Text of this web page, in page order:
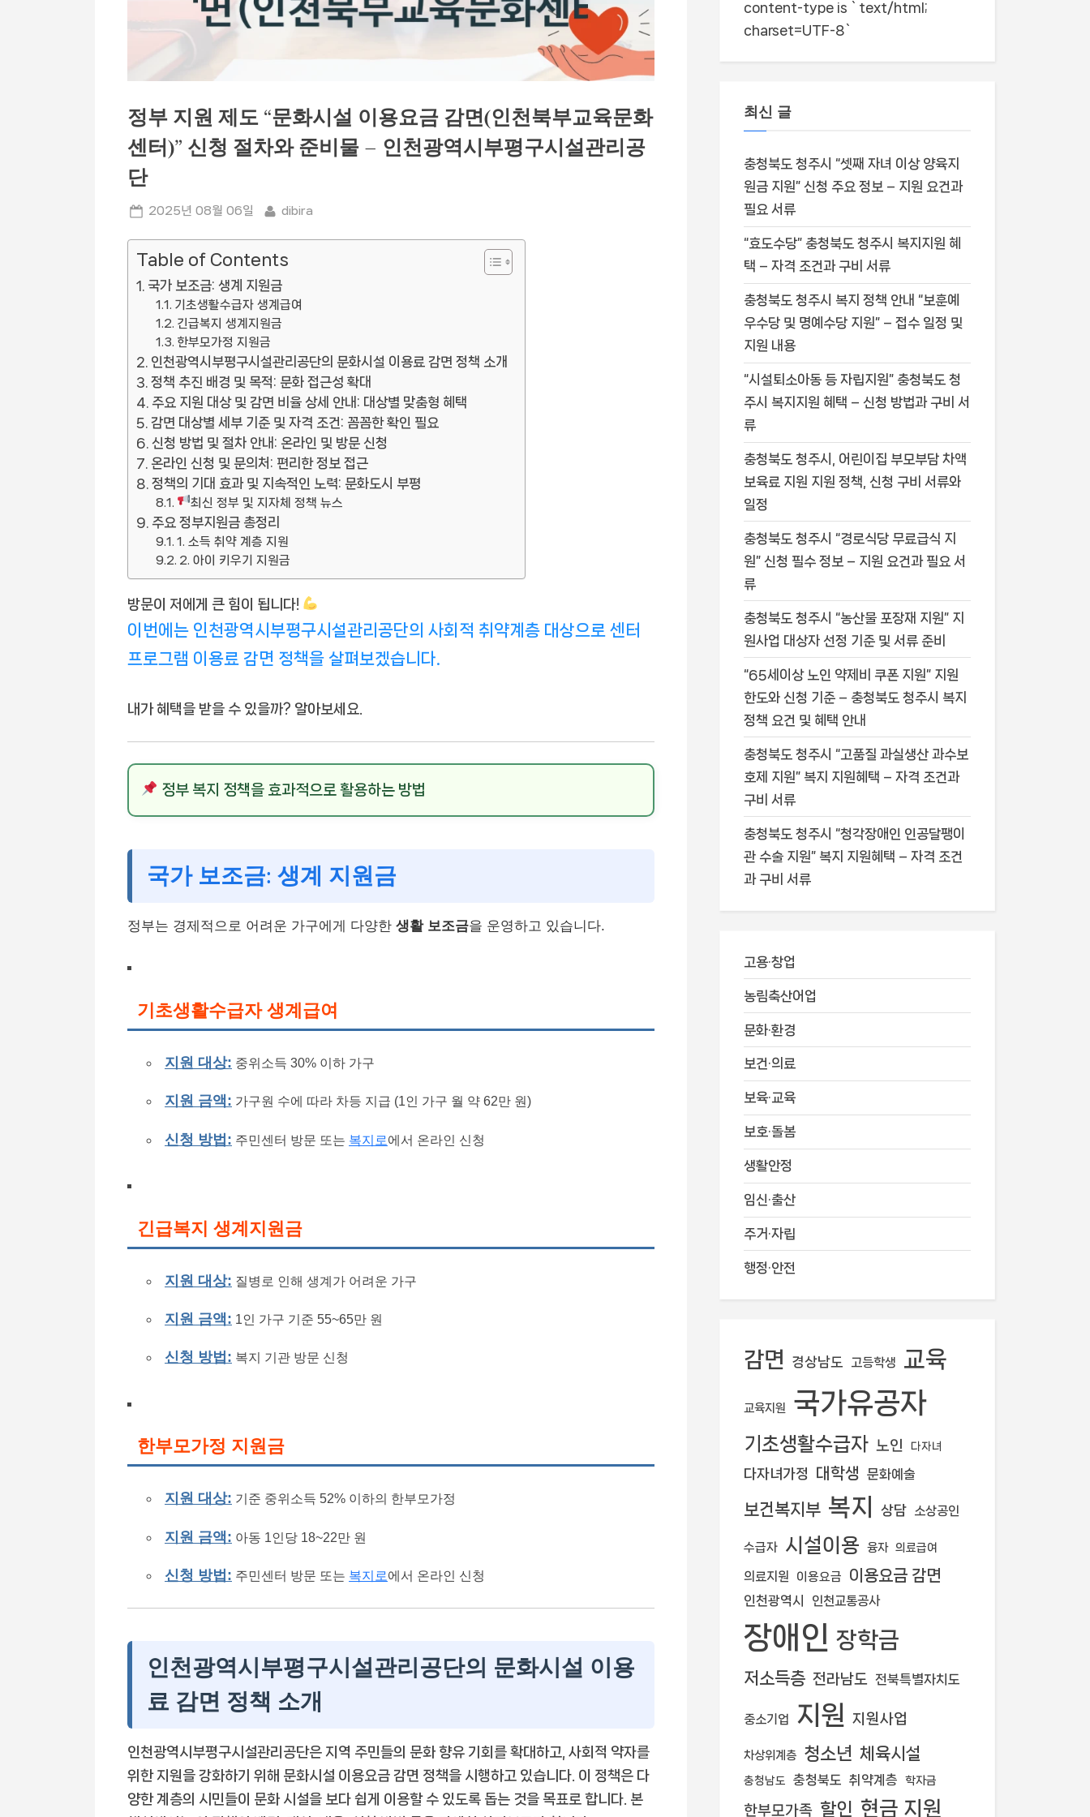
정부 지원 제도 “문화시설 이용요금 감면(인천북부교육문화
센터)” 신청 절차와 준비물 – 인천광역시부평구시설관리공
단
Posted
2025년 08월 06일 By
dibira
Table of Contents
국가 보조금: 생계 지원금
기초생활수급자 생계급여
긴급복지 생계지원금
한부모가정 지원금
인천광역시부평구시설관리공단의 문화시설 이용료 감면 정책 소개
정책 추진 배경 및 목적: 문화 접근성 확대
주요 지원 대상 및 감면 비율 상세 안내: 대상별 맞춤형 혜택
감면 대상별 세부 기준 및 자격 조건: 꼼꼼한 확인 필요
신청 방법 및 절차 안내: 온라인 및 방문 신청
온라인 신청 및 문의처: 편리한 정보 접근
정책의 기대 효과 및 지속적인 노력: 문화도시 부평
최신 정부 및 지자체 정책 뉴스
주요 정부지원금 총정리
1. 소득 취약 계층 지원
2. 아이 키우기 지원금
방문이 저에게 큰 힘이 됩니다!
이번에는 인천광역시부평구시설관리공단의 사회적 취약계층 대상으로 센터
프로그램 이용료 감면 정책을 살펴보겠습니다.
내가 혜택을 받을 수 있을까? 알아보세요.
정부 복지 정책을 효과적으로 활용하는 방법
국가 보조금: 생계 지원금
정부는 경제적으로 어려운 가구에게 다양한 생활 보조금을 운영하고 있습니다.
기초생활수급자 생계급여
지원 대상: 중위소득 30% 이하 가구
지원 금액: 가구원 수에 따라 차등 지급 (1인 가구 월 약 62만 원)
신청 방법: 주민센터 방문 또는 복지로에서 온라인 신청
긴급복지 생계지원금
지원 대상: 질병로 인해 생계가 어려운 가구
지원 금액: 1인 가구 기준 55~65만 원
신청 방법: 복지 기관 방문 신청
한부모가정 지원금
지원 대상: 기준 중위소득 52% 이하의 한부모가정
지원 금액: 아동 1인당 18~22만 원
신청 방법: 주민센터 방문 또는 복지로에서 온라인 신청
인천광역시부평구시설관리공단의 문화시설 이용
료 감면 정책 소개
인천광역시부평구시설관리공단은 지역 주민들의 문화 향유 기회를 확대하고, 사회적 약자를
위한 지원을 강화하기 위해 문화시설 이용요금 감면 정책을 시행하고 있습니다. 이 정책은 다
양한 계층의 시민들이 문화 시설을 보다 쉽게 이용할 수 있도록 돕는 것을 목표로 합니다. 본
content-type is `text/html;
charset=UTF-8`
최신 글
충청북도 청주시 “셋째 자녀 이상 양육지
원금 지원” 신청 주요 정보 – 지원 요건과
필요 서류
“효도수당” 충청북도 청주시 복지지원 혜
택 – 자격 조건과 구비 서류
충청북도 청주시 복지 정책 안내 “보훈예
우수당 및 명예수당 지원” – 접수 일정 및
지원 내용
“시설퇴소아동 등 자립지원” 충청북도 청
주시 복지지원 혜택 – 신청 방법과 구비 서
류
충청북도 청주시, 어린이집 부모부담 차액
보육료 지원 지원 정책, 신청 구비 서류와
일정
충청북도 청주시 “경로식당 무료급식 지
원” 신청 필수 정보 – 지원 요건과 필요 서
류
충청북도 청주시 “농산물 포장재 지원” 지
원사업 대상자 선정 기준 및 서류 준비
“65세이상 노인 약제비 쿠폰 지원” 지원
한도와 신청 기준 – 충청북도 청주시 복지
정책 요건 및 혜택 안내
충청북도 청주시 “고품질 과실생산 과수보
호제 지원” 복지 지원혜택 – 자격 조건과
구비 서류
충청북도 청주시 “청각장애인 인공달팽이
관 수술 지원” 복지 지원혜택 – 자격 조건
과 구비 서류
고용·창업
농림축산어업
문화·환경
보건·의료
보육·교육
보호·돌봄
생활안정
임신·출산
주거·자립
행정·안전
감면 경상남도 고등학생 교육
교육지원 국가유공자
기초생활수급자 노인 다자녀
다자녀가정 대학생 문화예술
보건복지부 복지 상담 소상공인
수급자 시설이용 융자 의료급여
의료지원 이용요금 이용요금 감면
인천광역시 인천교통공사
장애인 장학금
저소득층 전라남도 전북특별자치도
중소기업 지원 지원사업
차상위계층 청소년 체육시설
충청남도 충청북도 취약계층 학자금
한부모가족 할인 현금 지원